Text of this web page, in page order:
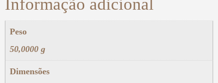
Informação adicional
Peso
50,0000 g
Dimensões